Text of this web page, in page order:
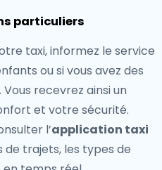
particuliers
taxi, informez le service
ou si vous avez des
recevrez ainsi un
et votre sécurité.
l’application taxi
de trajets, les types de